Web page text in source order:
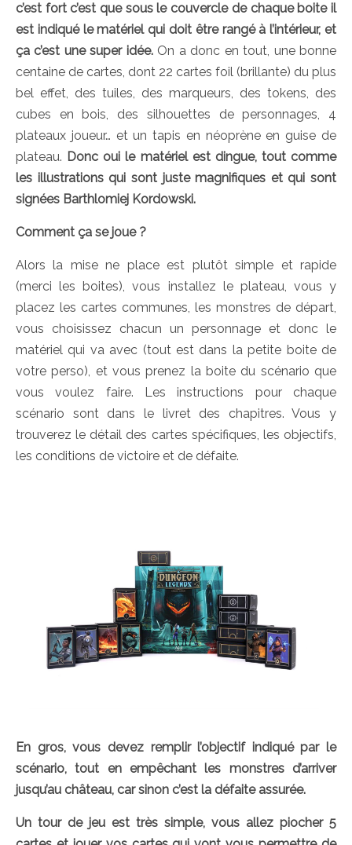
c’est fort c’est que sous le couvercle de chaque boite il
est indiqué le matériel qui doit être rangé à l’intérieur, et
ça c’est une super idée.On a donc en tout, une bonne
centaine de cartes, dont 22 cartes foil (brillante) du plus
bel effet, des tuiles, des marqueurs, des tokens, des
cubes en bois, des silhouettes de personnages, 4
plateaux joueur… et un tapis en néoprène en guise de
plateau. Donc oui le matériel est dingue, tout comme
les illustrations qui sont juste magnifiques et qui sont
signées Barthlomiej Kordowski.
Comment ça se joue ?
Alors la mise ne place est plutôt simple et rapide
(merci les boites), vous installez le plateau, vous y
placez les cartes communes, les monstres de départ,
vous choisissez chacun un personnage et donc le
matériel qui va avec (tout est dans la petite boite de
votre perso), et vous prenez la boite du scénario que
vous voulez faire. Les instructions pour chaque
scénario sont dans le livret des chapitres. Vous y
trouverez le détail des cartes spécifiques, les objectifs,
les conditions de victoire et de défaite.
En gros, vous devez remplir l’objectif indiqué par le
scénario, tout en empêchant les monstres d’arriver
jusqu’au château, car sinon c’est la défaite assurée.
Un tour de jeu est très simple, vous allez piocher 5